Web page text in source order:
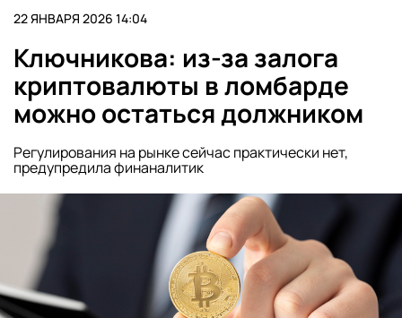
22 ЯНВАРЯ 2026 14:04
Ключникова: из-за залога
криптовалюты в ломбарде
можно остаться должником
Регулирования на рынке сейчас практически нет,
предупредила финаналитик